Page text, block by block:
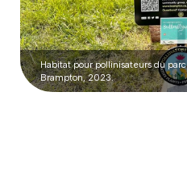
Habitat pour pollinisateurs du
Brampton, 2023.